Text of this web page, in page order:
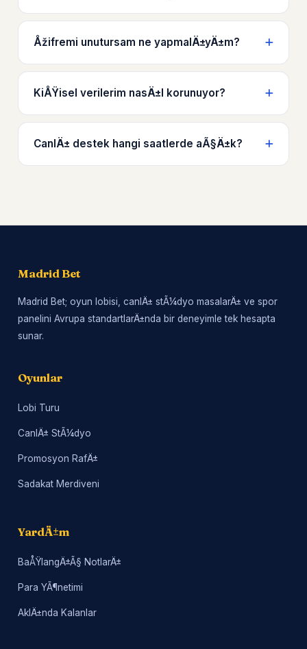
Åžifremi unutursam ne yapmalÄ±yÄ±m?
KiÅŸisel verilerim nasÄ±l korunuyor?
CanlÄ± destek hangi saatlerde aÃ§Ä±k?
Madrid Bet
Madrid Bet; oyun lobisi, canlÄ± stÃ¼dyo masalarÄ± ve spor
panelini Avrupa standartlarÄ±nda bir deneyimle tek hesapta
sunar.
Oyunlar
Lobi Turu
CanlÄ± StÃ¼dyo
Promosyon RafÄ±
Sadakat Merdiveni
YardÄ±m
BaÅŸlangÄ±Ã§ NotlarÄ±
Para YÃ¶netimi
AklÄ±nda Kalanlar